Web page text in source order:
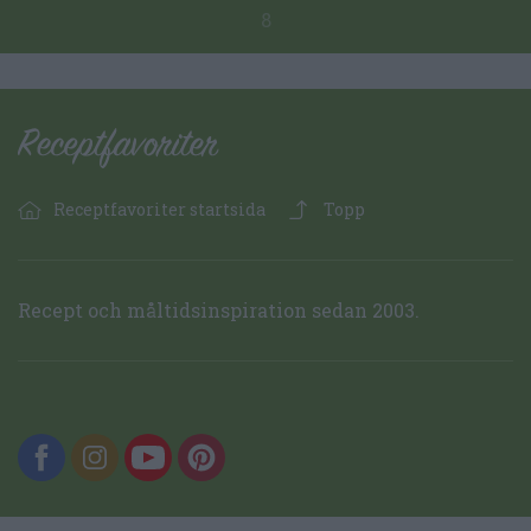
Receptfavoriter startsida Topp
Recept och måltidsinspiration sedan 2003.